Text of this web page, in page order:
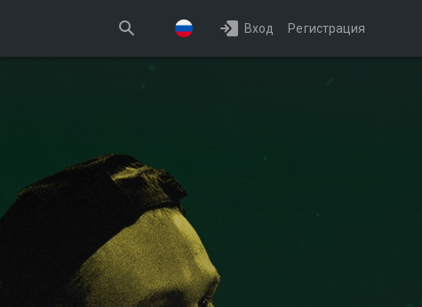
Вход Регистрация